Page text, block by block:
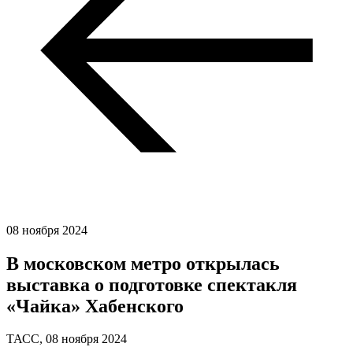
08 ноября 2024
В московском метро открылась
выставка о подготовке спектакля
«Чайка» Хабенского
ТАСС, 08 ноября 2024